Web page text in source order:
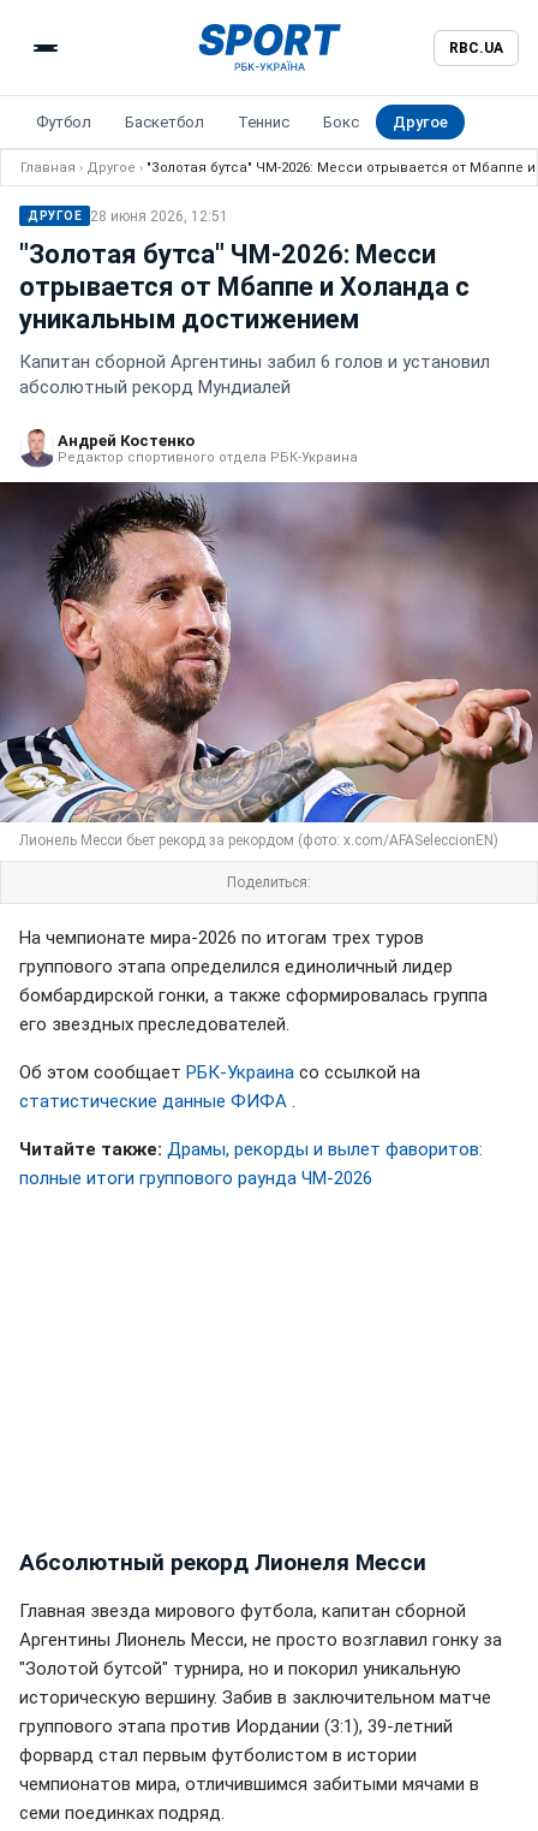
RBC.UA
Футбол Баскетбол Теннис Бокс Другое
Главная › Другое › "Золотая бутса" ЧМ-2026: Месси отрывается от Мбаппе
ДРУГОЕ 28 июня 2026, 12:51
"Золотая бутса" ЧМ-2026: Месси
отрывается от Мбаппе и Холанда с
уникальным достижением
Капитан сборной Аргентины забил 6 голов и установил
абсолютный рекорд Мундиалей
Андрей Костенко
Редактор спортивного отдела РБК-Украина
Лионель Месси бьет рекорд за рекордом (фото: x.com/AFASeleccionEN)
Поделиться:
На чемпионате мира-2026 по итогам трех туров
группового этапа определился единоличный лидер
бомбардирской гонки, а также сформировалась группа
его звездных преследователей.
Об этом сообщает РБК-Украина со ссылкой на
статистические данные ФИФА
Читайте также: Драмы, рекорды и вылет фаворитов:
полные итоги группового раунда ЧМ-2026
Абсолютный рекорд Лионеля Месси
Главная звезда мирового футбола, капитан сборной
Аргентины Лионель Месси, не просто возглавил гонку за
"Золотой бутсой" турнира, но и покорил уникальную
историческую вершину. Забив в заключительном матче
группового этапа против Иордании (3:1), 39-летний
форвард стал первым футболистом в истории
чемпионатов мира, отличившимся забитыми мячами в
семи поединках подряд.